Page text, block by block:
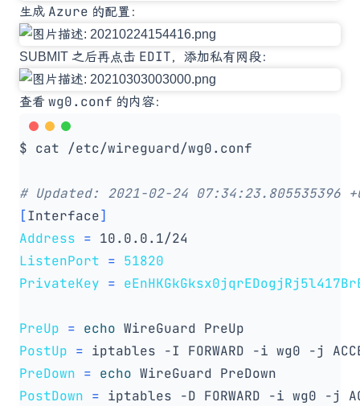
生成 Azure 的配置：
SUBMIT 之后再点击 EDIT，添加私有网段：
查看 wg0.conf 的内容：
# Updated: 2021-02-24 07:34:23.805535396
[Interface]
Address =
ListenPort = 51820
PrivateKey =
PreUp = echo
PostUp = iptables -I FORWARD -i wg0 -j
PreDown = echo
PostDown = iptables -D FORWARD -i wg0 -j